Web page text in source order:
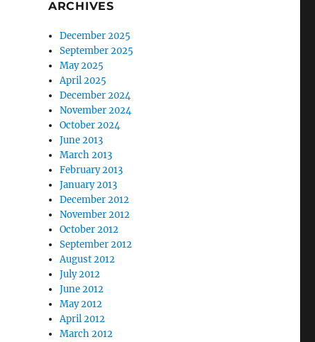
ARCHIVES
December 2025
September 2025
May 2025
April 2025
December 2024
November 2024
October 2024
June 2013
March 2013
February 2013
January 2013
December 2012
November 2012
October 2012
September 2012
August 2012
July 2012
June 2012
May 2012
April 2012
March 2012